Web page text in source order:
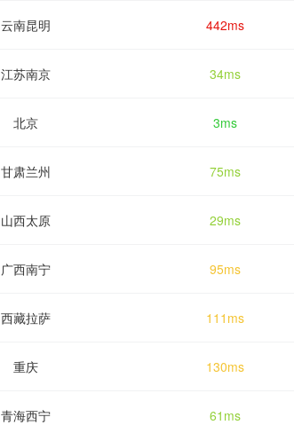
云南昆明 442ms
江苏南京 34ms
北京 3ms
甘肃兰州 75ms
山西太原 29ms
广西南宁 95ms
西藏拉萨 111ms
重庆 130ms
青海西宁 61ms